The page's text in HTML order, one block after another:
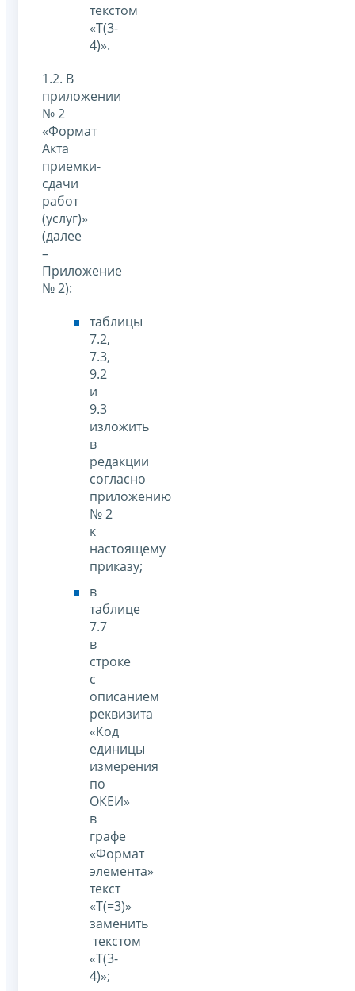
текстом
«Т(3-
4)».
1.2. В
приложении
№ 2
«Формат
Акта
приемки-
сдачи
работ
(услуг)»
(далее
–
Приложение
№ 2):
таблицы
7.2,
7.3,
9.2
и
9.3
изложить
в
редакции
согласно
приложению
№ 2
к
настоящему
приказу;
в
таблице
7.7
в
строке
с
описанием
реквизита
«Код
единицы
измерения
по
ОКЕИ»
в
графе
«Формат
элемента»
текст
«Т(=3)»
заменить
текстом
«Т(3-
4)»;